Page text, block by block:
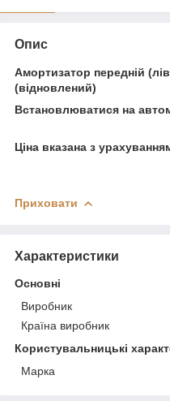
Опис
Амортизатор передній
(відновлений)
Встановлюватися на
Ціна вказана з
Приховати
Характеристики
Основні
Виробник
Країна виробник
Користувальницькі
Марка